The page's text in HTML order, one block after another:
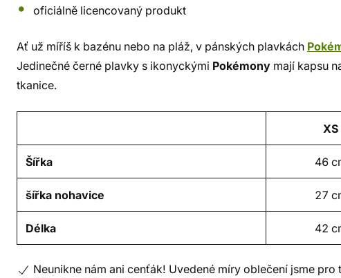
oficiálně licencovaný produkt
Ať už míříš k bazénu nebo na pláž, v pánských plavkách
Jedinečné černé plavky s ikonyckými Pokémony mají kapsu
tkanice.
XS
Šířka 46
šířka nohavice 27
Délka 42
Neunikne nám ani cenťák! Uvedené míry oblečení jsme